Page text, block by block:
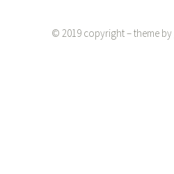
© 2019 copyright – theme by